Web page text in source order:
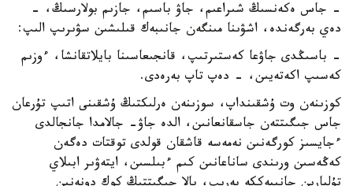
- جاس ەكەنسىڭ شىراعىم، جاۋ باسىم، جازىم بولارسىڭ، -
دەي بەرگەندە، اشۋىنا مىنگەن جانىبەك قىلىشىن سۋىرىپ الىپ:
- باسىڭدى جاۋعا كەستىرتىپ، قانجىعاسىنا بايلاتقانشا، ءوزىم
كەسىپ اكەتەيىن، - دەپ تاپ بەرەدى.
كوزىنەن وت ۇشقىنداپ، سوزىنەن ەرلىكتىڭ ۇشقىنى اتىپ تۇرعان
جاس جىگىتتەن جاسقانعانىن، الدە جاۋ- جالامدا جانجالدى
ءجايسىز كورگەنىن نەمەسە قاشقان قولدى توقتات دەگەن
كەڭەسىن ورىندى ساناعانىن كىم ءبىلسىن، ايتەۋىر ابىلاي